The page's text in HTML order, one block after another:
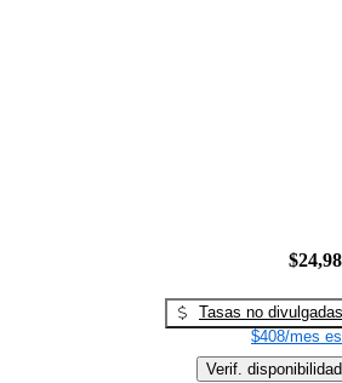
Tasas no divulgadas
$408/mes
Verif. disponibilidad